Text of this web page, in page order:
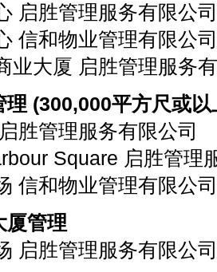
启胜管理服务有限公司
信和物业管理有限公司
业大厦 启胜管理服务
理 (300,000平方尺或以
胜管理服务有限公司
Square 启胜管理
信和物业管理有限公司
厦管理
启胜管理服务有限公司